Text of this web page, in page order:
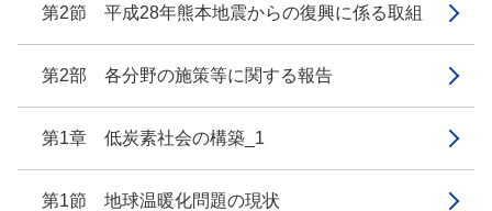
第2節 平成28年熊本地震からの復興に係る取組
第2部 各分野の施策等に関する報告
第1章 低炭素社会の構築_1
第1節 地球温暖化問題の現状